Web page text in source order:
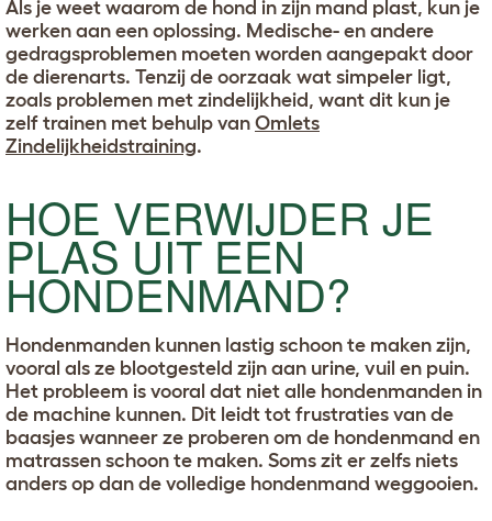
Als je weet waarom de hond in zijn mand plast, kun je
werken aan een oplossing. Medische- en andere
gedragsproblemen moeten worden aangepakt door
de dierenarts. Tenzij de oorzaak wat simpeler ligt,
zoals problemen met zindelijkheid, want dit kun je
zelf trainen met behulp van Omlets
Zindelijkheidstraining.
HOE VERWIJDER JE
PLAS UIT EEN
HONDENMAND?
Hondenmanden kunnen lastig schoon te maken zijn,
vooral als ze blootgesteld zijn aan urine, vuil en puin.
Het probleem is vooral dat niet alle hondenmanden in
de machine kunnen. Dit leidt tot frustraties van de
baasjes wanneer ze proberen om de hondenmand en
matrassen schoon te maken. Soms zit er zelfs niets
anders op dan de volledige hondenmand weggooien.